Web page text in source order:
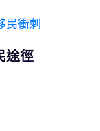
途徑